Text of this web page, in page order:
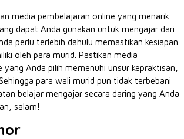
media pembelajaran online yang menarik
dapat Anda gunakan untuk mengajar dari
perlu terlebih dahulu memastikan kesiapan
oleh para murid. Pastikan media
Anda pilih memenuhi unsur kepraktisan,
para wali murid pun tidak terbebani
belajar mengajar secara daring yang Anda
salam!